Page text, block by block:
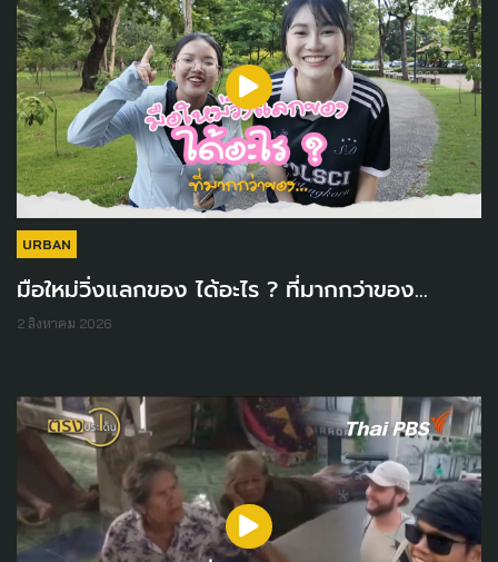
URBAN
มือใหม่วิ่งแลกของ ได้อะไร ? ที่มากกว่าของ...
2 สิงหาคม 2026